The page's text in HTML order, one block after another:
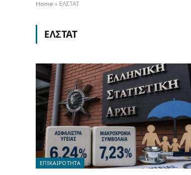
Home » ΕΛΣΤΑΤ
ΕΛΣΤΑΤ
ΕΠΙΚΑΙΡΟΤΗΤΑ